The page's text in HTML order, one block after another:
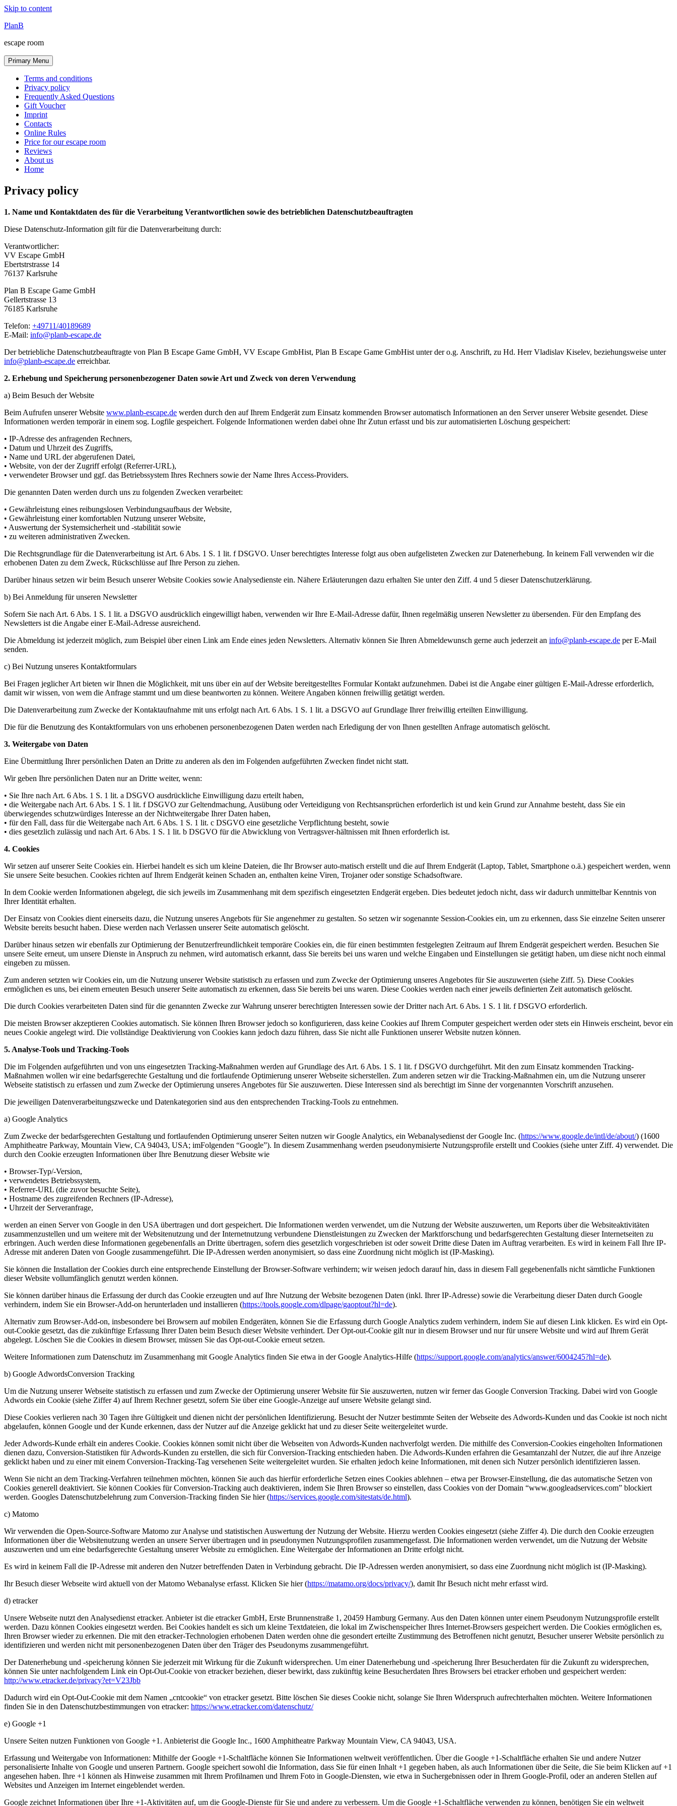
Skip to content
PlanB
escape room
Primary Menu
Terms and conditions
Privacy policy
Frequently Asked Questions
Gift Voucher
Imprint
Contacts
Online Rules
Price for our escape room
Reviews
About us
Home
Privacy policy
1. Name und Kontaktdaten des für die Verarbeitung Verantwortlichen sowie des betrieblichen Datenschutzbeauftragten
Diese Datenschutz-Information gilt für die Datenverarbeitung durch:
Verantwortlicher:
VV Escape GmbH
Ebertstrstrasse 14
76137 Karlsruhe
Plan B Escape Game GmbH
Gellertstrasse 13
76185 Karlsruhe
Telefon: +49711/40189689
E-Mail: info@planb-escape.de
Der betriebliche Datenschutzbeauftragte von Plan B Escape Game GmbH, VV Escape GmbHist, Plan B Escape Game GmbHist unter der o.g. Anschrift, zu Hd. Herr Vladislav Kiselev, beziehungsweise unter
info@planb-escape.de erreichbar.
2. Erhebung und Speicherung personenbezogener Daten sowie Art und Zweck von deren Verwendung
a) Beim Besuch der Website
Beim Aufrufen unserer Website www.planb-escape.de werden durch den auf Ihrem Endgerät zum Einsatz kommenden Browser automatisch Informationen an den Server unserer Website gesendet. Diese
Informationen werden temporär in einem sog. Logfile gespeichert. Folgende Informationen werden dabei ohne Ihr Zutun erfasst und bis zur automatisierten Löschung gespeichert:
• IP-Adresse des anfragenden Rechners,
• Datum und Uhrzeit des Zugriffs,
• Name und URL der abgerufenen Datei,
• Website, von der der Zugriff erfolgt (Referrer-URL),
• verwendeter Browser und ggf. das Betriebssystem Ihres Rechners sowie der Name Ihres Access-Providers.
Die genannten Daten werden durch uns zu folgenden Zwecken verarbeitet:
• Gewährleistung eines reibungslosen Verbindungsaufbaus der Website,
• Gewährleistung einer komfortablen Nutzung unserer Website,
• Auswertung der Systemsicherheit und -stabilität sowie
• zu weiteren administrativen Zwecken.
Die Rechtsgrundlage für die Datenverarbeitung ist Art. 6 Abs. 1 S. 1 lit. f DSGVO. Unser berechtigtes Interesse folgt aus oben aufgelisteten Zwecken zur Datenerhebung. In keinem Fall verwenden wir die
erhobenen Daten zu dem Zweck, Rückschlüsse auf Ihre Person zu ziehen.
Darüber hinaus setzen wir beim Besuch unserer Website Cookies sowie Analysedienste ein. Nähere Erläuterungen dazu erhalten Sie unter den Ziff. 4 und 5 dieser Datenschutzerklärung.
b) Bei Anmeldung für unseren Newsletter
Sofern Sie nach Art. 6 Abs. 1 S. 1 lit. a DSGVO ausdrücklich eingewilligt haben, verwenden wir Ihre E-Mail-Adresse dafür, Ihnen regelmäßig unseren Newsletter zu übersenden. Für den Empfang des
Newsletters ist die Angabe einer E-Mail-Adresse ausreichend.
Die Abmeldung ist jederzeit möglich, zum Beispiel über einen Link am Ende eines jeden Newsletters. Alternativ können Sie Ihren Abmeldewunsch gerne auch jederzeit an info@planb-escape.de per E-Mail
senden.
c) Bei Nutzung unseres Kontaktformulars
Bei Fragen jeglicher Art bieten wir Ihnen die Möglichkeit, mit uns über ein auf der Website bereitgestelltes Formular Kontakt aufzunehmen. Dabei ist die Angabe einer gültigen E-Mail-Adresse erforderlich,
damit wir wissen, von wem die Anfrage stammt und um diese beantworten zu können. Weitere Angaben können freiwillig getätigt werden.
Die Datenverarbeitung zum Zwecke der Kontaktaufnahme mit uns erfolgt nach Art. 6 Abs. 1 S. 1 lit. a DSGVO auf Grundlage Ihrer freiwillig erteilten Einwilligung.
Die für die Benutzung des Kontaktformulars von uns erhobenen personenbezogenen Daten werden nach Erledigung der von Ihnen gestellten Anfrage automatisch gelöscht.
3. Weitergabe von Daten
Eine Übermittlung Ihrer persönlichen Daten an Dritte zu anderen als den im Folgenden aufgeführten Zwecken findet nicht statt.
Wir geben Ihre persönlichen Daten nur an Dritte weiter, wenn:
• Sie Ihre nach Art. 6 Abs. 1 S. 1 lit. a DSGVO ausdrückliche Einwilligung dazu erteilt haben,
• die Weitergabe nach Art. 6 Abs. 1 S. 1 lit. f DSGVO zur Geltendmachung, Ausübung oder Verteidigung von Rechtsansprüchen erforderlich ist und kein Grund zur Annahme besteht, dass Sie ein
überwiegendes schutzwürdiges Interesse an der Nichtweitergabe Ihrer Daten haben,
• für den Fall, dass für die Weitergabe nach Art. 6 Abs. 1 S. 1 lit. c DSGVO eine gesetzliche Verpflichtung besteht, sowie
• dies gesetzlich zulässig und nach Art. 6 Abs. 1 S. 1 lit. b DSGVO für die Abwicklung von Vertragsver-hältnissen mit Ihnen erforderlich ist.
4. Cookies
Wir setzen auf unserer Seite Cookies ein. Hierbei handelt es sich um kleine Dateien, die Ihr Browser auto-matisch erstellt und die auf Ihrem Endgerät (Laptop, Tablet, Smartphone o.ä.) gespeichert werden, wenn
Sie unsere Seite besuchen. Cookies richten auf Ihrem Endgerät keinen Schaden an, enthalten keine Viren, Trojaner oder sonstige Schadsoftware.
In dem Cookie werden Informationen abgelegt, die sich jeweils im Zusammenhang mit dem spezifisch eingesetzten Endgerät ergeben. Dies bedeutet jedoch nicht, dass wir dadurch unmittelbar Kenntnis von
Ihrer Identität erhalten.
Der Einsatz von Cookies dient einerseits dazu, die Nutzung unseres Angebots für Sie angenehmer zu gestalten. So setzen wir sogenannte Session-Cookies ein, um zu erkennen, dass Sie einzelne Seiten unserer
Website bereits besucht haben. Diese werden nach Verlassen unserer Seite automatisch gelöscht.
Darüber hinaus setzen wir ebenfalls zur Optimierung der Benutzerfreundlichkeit temporäre Cookies ein, die für einen bestimmten festgelegten Zeitraum auf Ihrem Endgerät gespeichert werden. Besuchen Sie
unsere Seite erneut, um unsere Dienste in Anspruch zu nehmen, wird automatisch erkannt, dass Sie bereits bei uns waren und welche Eingaben und Einstellungen sie getätigt haben, um diese nicht noch einmal
eingeben zu müssen.
Zum anderen setzten wir Cookies ein, um die Nutzung unserer Website statistisch zu erfassen und zum Zwecke der Optimierung unseres Angebotes für Sie auszuwerten (siehe Ziff. 5). Diese Cookies
ermöglichen es uns, bei einem erneuten Besuch unserer Seite automatisch zu erkennen, dass Sie bereits bei uns waren. Diese Cookies werden nach einer jeweils definierten Zeit automatisch gelöscht.
Die durch Cookies verarbeiteten Daten sind für die genannten Zwecke zur Wahrung unserer berechtigten Interessen sowie der Dritter nach Art. 6 Abs. 1 S. 1 lit. f DSGVO erforderlich.
Die meisten Browser akzeptieren Cookies automatisch. Sie können Ihren Browser jedoch so konfigurieren, dass keine Cookies auf Ihrem Computer gespeichert werden oder stets ein Hinweis erscheint, bevor ein
neues Cookie angelegt wird. Die vollständige Deaktivierung von Cookies kann jedoch dazu führen, dass Sie nicht alle Funktionen unserer Website nutzen können.
5. Analyse-Tools und Tracking-Tools
Die im Folgenden aufgeführten und von uns eingesetzten Tracking-Maßnahmen werden auf Grundlage des Art. 6 Abs. 1 S. 1 lit. f DSGVO durchgeführt. Mit den zum Einsatz kommenden Tracking-
Maßnahmen wollen wir eine bedarfsgerechte Gestaltung und die fortlaufende Optimierung unserer Webseite sicherstellen. Zum anderen setzen wir die Tracking-Maßnahmen ein, um die Nutzung unserer
Webseite statistisch zu erfassen und zum Zwecke der Optimierung unseres Angebotes für Sie auszuwerten. Diese Interessen sind als berechtigt im Sinne der vorgenannten Vorschrift anzusehen.
Die jeweiligen Datenverarbeitungszwecke und Datenkategorien sind aus den entsprechenden Tracking-Tools zu entnehmen.
a) Google Analytics
Zum Zwecke der bedarfsgerechten Gestaltung und fortlaufenden Optimierung unserer Seiten nutzen wir Google Analytics, ein Webanalysedienst der Google Inc. (https://www.google.de/intl/de/about/) (1600
Amphitheatre Parkway, Mountain View, CA 94043, USA; imFolgenden “Google”). In diesem Zusammenhang werden pseudonymisierte Nutzungsprofile erstellt und Cookies (siehe unter Ziff. 4) verwendet. Die
durch den Cookie erzeugten Informationen über Ihre Benutzung dieser Website wie
• Browser-Typ/-Version,
• verwendetes Betriebssystem,
• Referrer-URL (die zuvor besuchte Seite),
• Hostname des zugreifenden Rechners (IP-Adresse),
• Uhrzeit der Serveranfrage,
werden an einen Server von Google in den USA übertragen und dort gespeichert. Die Informationen werden verwendet, um die Nutzung der Website auszuwerten, um Reports über die Websiteaktivitäten
zusammenzustellen und um weitere mit der Websitenutzung und der Internetnutzung verbundene Dienstleistungen zu Zwecken der Marktforschung und bedarfsgerechten Gestaltung dieser Internetseiten zu
erbringen. Auch werden diese Informationen gegebenenfalls an Dritte übertragen, sofern dies gesetzlich vorgeschrieben ist oder soweit Dritte diese Daten im Auftrag verarbeiten. Es wird in keinem Fall Ihre IP-
Adresse mit anderen Daten von Google zusammengeführt. Die IP-Adressen werden anonymisiert, so dass eine Zuordnung nicht möglich ist (IP-Masking).
Sie können die Installation der Cookies durch eine entsprechende Einstellung der Browser-Software verhindern; wir weisen jedoch darauf hin, dass in diesem Fall gegebenenfalls nicht sämtliche Funktionen
dieser Website vollumfänglich genutzt werden können.
Sie können darüber hinaus die Erfassung der durch das Cookie erzeugten und auf Ihre Nutzung der Website bezogenen Daten (inkl. Ihrer IP-Adresse) sowie die Verarbeitung dieser Daten durch Google
verhindern, indem Sie ein Browser-Add-on herunterladen und installieren (https://tools.google.com/dlpage/gaoptout?hl=de).
Alternativ zum Browser-Add-on, insbesondere bei Browsern auf mobilen Endgeräten, können Sie die Erfassung durch Google Analytics zudem verhindern, indem Sie auf diesen Link klicken. Es wird ein Opt-
out-Cookie gesetzt, das die zukünftige Erfassung Ihrer Daten beim Besuch dieser Website verhindert. Der Opt-out-Cookie gilt nur in diesem Browser und nur für unsere Website und wird auf Ihrem Gerät
abgelegt. Löschen Sie die Cookies in diesem Browser, müssen Sie das Opt-out-Cookie erneut setzen.
Weitere Informationen zum Datenschutz im Zusammenhang mit Google Analytics finden Sie etwa in der Google Analytics-Hilfe (https://support.google.com/analytics/answer/6004245?hl=de).
b) Google AdwordsConversion Tracking
Um die Nutzung unserer Webseite statistisch zu erfassen und zum Zwecke der Optimierung unserer Website für Sie auszuwerten, nutzen wir ferner das Google Conversion Tracking. Dabei wird von Google
Adwords ein Cookie (siehe Ziffer 4) auf Ihrem Rechner gesetzt, sofern Sie über eine Google-Anzeige auf unsere Website gelangt sind.
Diese Cookies verlieren nach 30 Tagen ihre Gültigkeit und dienen nicht der persönlichen Identifizierung. Besucht der Nutzer bestimmte Seiten der Webseite des Adwords-Kunden und das Cookie ist noch nicht
abgelaufen, können Google und der Kunde erkennen, dass der Nutzer auf die Anzeige geklickt hat und zu dieser Seite weitergeleitet wurde.
Jeder Adwords-Kunde erhält ein anderes Cookie. Cookies können somit nicht über die Webseiten von Adwords-Kunden nachverfolgt werden. Die mithilfe des Conversion-Cookies eingeholten Informationen
dienen dazu, Conversion-Statistiken für Adwords-Kunden zu erstellen, die sich für Conversion-Tracking entschieden haben. Die Adwords-Kunden erfahren die Gesamtanzahl der Nutzer, die auf ihre Anzeige
geklickt haben und zu einer mit einem Conversion-Tracking-Tag versehenen Seite weitergeleitet wurden. Sie erhalten jedoch keine Informationen, mit denen sich Nutzer persönlich identifizieren lassen.
Wenn Sie nicht an dem Tracking-Verfahren teilnehmen möchten, können Sie auch das hierfür erforderliche Setzen eines Cookies ablehnen – etwa per Browser-Einstellung, die das automatische Setzen von
Cookies generell deaktiviert. Sie können Cookies für Conversion-Tracking auch deaktivieren, indem Sie Ihren Browser so einstellen, dass Cookies von der Domain “www.googleadservices.com” blockiert
werden. Googles Datenschutzbelehrung zum Conversion-Tracking finden Sie hier (https://services.google.com/sitestats/de.html).
c) Matomo
Wir verwenden die Open-Source-Software Matomo zur Analyse und statistischen Auswertung der Nutzung der Website. Hierzu werden Cookies eingesetzt (siehe Ziffer 4). Die durch den Cookie erzeugten
Informationen über die Websitenutzung werden an unsere Server übertragen und in pseudonymen Nutzungsprofilen zusammengefasst. Die Informationen werden verwendet, um die Nutzung der Website
auszuwerten und um eine bedarfsgerechte Gestaltung unserer Website zu ermöglichen. Eine Weitergabe der Informationen an Dritte erfolgt nicht.
Es wird in keinem Fall die IP-Adresse mit anderen den Nutzer betreffenden Daten in Verbindung gebracht. Die IP-Adressen werden anonymisiert, so dass eine Zuordnung nicht möglich ist (IP-Masking).
Ihr Besuch dieser Webseite wird aktuell von der Matomo Webanalyse erfasst. Klicken Sie hier (https://matamo.org/docs/privacy/), damit Ihr Besuch nicht mehr erfasst wird.
d) etracker
Unsere Webseite nutzt den Analysedienst etracker. Anbieter ist die etracker GmbH, Erste Brunnenstraße 1, 20459 Hamburg Germany. Aus den Daten können unter einem Pseudonym Nutzungsprofile erstellt
werden. Dazu können Cookies eingesetzt werden. Bei Cookies handelt es sich um kleine Textdateien, die lokal im Zwischenspeicher Ihres Internet-Browsers gespeichert werden. Die Cookies ermöglichen es,
Ihren Browser wieder zu erkennen. Die mit den etracker-Technologien erhobenen Daten werden ohne die gesondert erteilte Zustimmung des Betroffenen nicht genutzt, Besucher unserer Website persönlich zu
identifizieren und werden nicht mit personenbezogenen Daten über den Träger des Pseudonyms zusammengeführt.
Der Datenerhebung und -speicherung können Sie jederzeit mit Wirkung für die Zukunft widersprechen. Um einer Datenerhebung und -speicherung Ihrer Besucherdaten für die Zukunft zu widersprechen,
können Sie unter nachfolgendem Link ein Opt-Out-Cookie von etracker beziehen, dieser bewirkt, dass zukünftig keine Besucherdaten Ihres Browsers bei etracker erhoben und gespeichert werden:
http://www.etracker.de/privacy?et=V23Jbb
Dadurch wird ein Opt-Out-Cookie mit dem Namen „cntcookie“ von etracker gesetzt. Bitte löschen Sie dieses Cookie nicht, solange Sie Ihren Widerspruch aufrechterhalten möchten. Weitere Informationen
finden Sie in den Datenschutzbestimmungen von etracker: https://www.etracker.com/datenschutz/
e) Google +1
Unsere Seiten nutzen Funktionen von Google +1. Anbieterist die Google Inc., 1600 Amphitheatre Parkway Mountain View, CA 94043, USA.
Erfassung und Weitergabe von Informationen: Mithilfe der Google +1-Schaltfläche können Sie Informationen weltweit veröffentlichen. Über die Google +1-Schaltfläche erhalten Sie und andere Nutzer
personalisierte Inhalte von Google und unseren Partnern. Google speichert sowohl die Information, dass Sie für einen Inhalt +1 gegeben haben, als auch Informationen über die Seite, die Sie beim Klicken auf +1
angesehen haben. Ihre +1 können als Hinweise zusammen mit Ihrem Profilnamen und Ihrem Foto in Google-Diensten, wie etwa in Suchergebnissen oder in Ihrem Google-Profil, oder an anderen Stellen auf
Websites und Anzeigen im Internet eingeblendet werden.
Google zeichnet Informationen über Ihre +1-Aktivitäten auf, um die Google-Dienste für Sie und andere zu verbessern. Um die Google +1-Schaltfläche verwenden zu können, benötigen Sie ein weltweit